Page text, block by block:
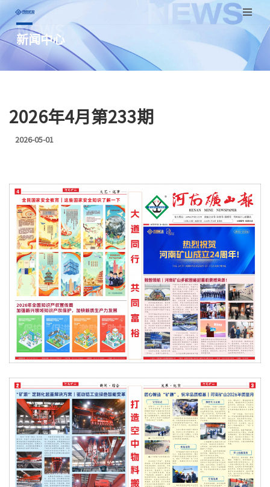
跳
至
NEWS
新闻中心
2026年4月第233期
2026-05-01